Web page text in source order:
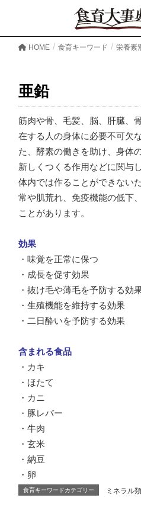
HOME 食育キーワード 栄養素
亜鉛
筋肉や骨、毛髪、脳、肝臓、
在する人の身体に必要不可欠
た、酵素の働きを助け、身体
新しくつくる作用などに関与
体内では作ることができない
常や肌荒れ、免疫機能の低下
ことがあります。
効果
・味覚を正常に保つ
・成長を促す効果
・抜け毛や薄毛を予防する効
・生殖機能を維持する効果
・二日酔いを予防する効果
含まれる食品
・カキ
・ほたて
・カニ
・豚レバー
・牛肉
・玄米
・納豆
・卵
食育キーワードカテゴリー ミネラル類